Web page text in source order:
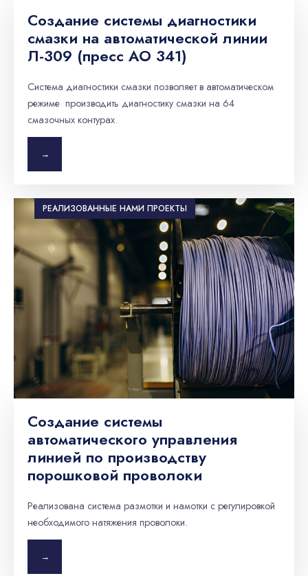
Создание системы диагностики
смазки на автоматической линии
Л-309 (пресс АО 341)
Система диагностики смазки позволяет в автоматическом
режиме производить диагностику смазки на 64
смазочных контурах.
→
РЕАЛИЗОВАННЫЕ НАМИ ПРОЕКТЫ
Создание системы
автоматического управления
линией по производству
порошковой проволоки
Реализована система размотки и намотки с регулировкой
необходимого натяжения проволоки.
→